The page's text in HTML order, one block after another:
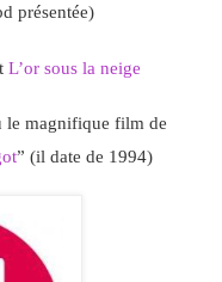
présentée)
L’or sous la neige
le magnifique film de
” (il date de 1994)